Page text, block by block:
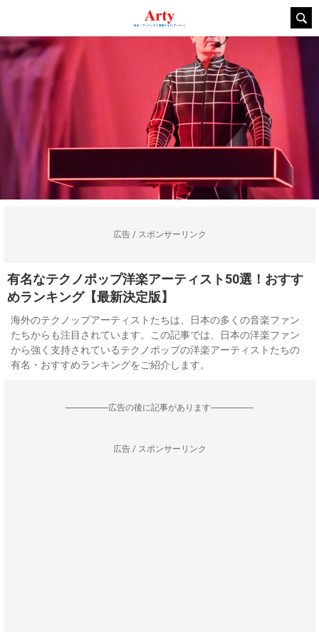
広告 / スポンサーリンク
有名なテクノポップ洋楽アーティスト50選！おすす
めランキング【最新決定版】
海外のテクノップアーティストたちは、日本の多くの音楽ファン
たちからも注目されています。この記事では、日本の洋楽ファン
から強く支持されているテクノポップの洋楽アーティストたちの
有名・おすすめランキングをご紹介します。
--------------------広告の後に記事があります--------------------
広告 / スポンサーリンク